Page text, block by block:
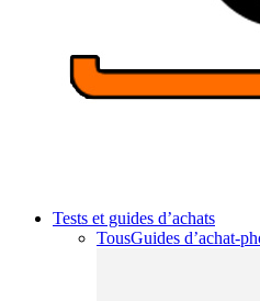
Tests et guides d’achats
TousGuides d’achat-